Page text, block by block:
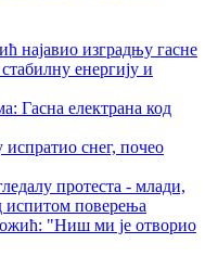
најавио изградњу гасне
енергију и
Гасна електрана код
снег, почео
протеста - млади,
поверења
"Ниш ми је отворио